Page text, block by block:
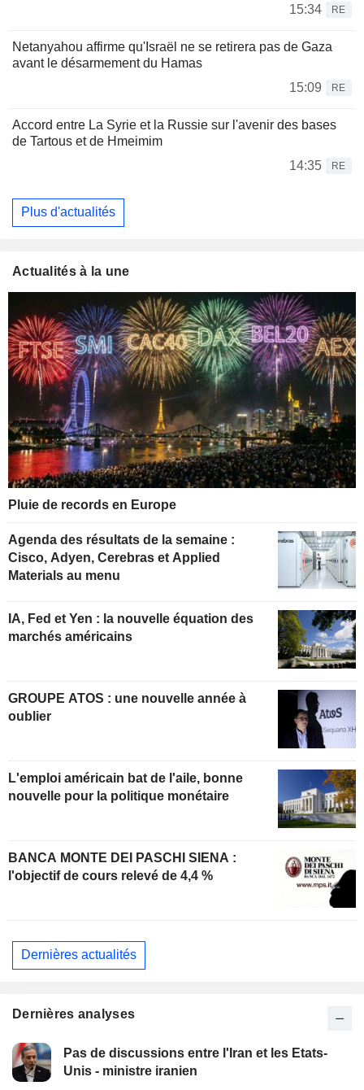
15:34 RE
Netanyahou affirme qu'Israël ne se retirera pas de Gaza
avant le désarmement du Hamas
15:09
RE
Accord entre La Syrie et la Russie sur l'avenir des bases
de Tartous et de Hmeimim
14:35
RE
Plus d'actualités
Actualités à la une
Pluie de records en Europe
Agenda des résultats de la semaine :
Cisco, Adyen, Cerebras et Applied
Materials au menu
IA, Fed et Yen : la nouvelle équation des
marchés américains
GROUPE ATOS : une nouvelle année à
oublier
L'emploi américain bat de l'aile, bonne
nouvelle pour la politique monétaire
BANCA MONTE DEI PASCHI SIENA :
l'objectif de cours relevé de 4,4 %
Dernières actualités
Dernières analyses
Pas de discussions entre l'Iran et les Etats-
Unis - ministre iranien